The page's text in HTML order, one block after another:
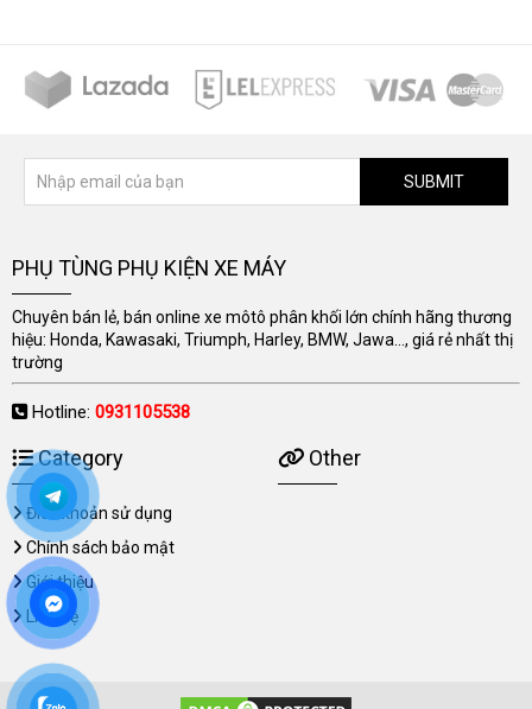
SUBMIT
PHỤ TÙNG PHỤ KIỆN XE MÁY
Chuyên bán lẻ, bán online xe môtô phân khối lớn chính hãng thương
hiệu: Honda, Kawasaki, Triumph, Harley, BMW, Jawa..., giá rẻ nhất thị
trường
Hotline: 0931105538
Category
Điều khoản sử dụng
Chính sách bảo mật
Giới thiệu
Liên hệ
Other